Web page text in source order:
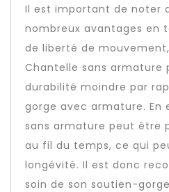
Il est important de noter
nombreux avantages en
de liberté de
Chantelle sans armature
durabilité moindre par
gorge avec armature.
sans armature peut être
au fil du temps, ce qui
longévité. Il est donc
soin de son soutien-